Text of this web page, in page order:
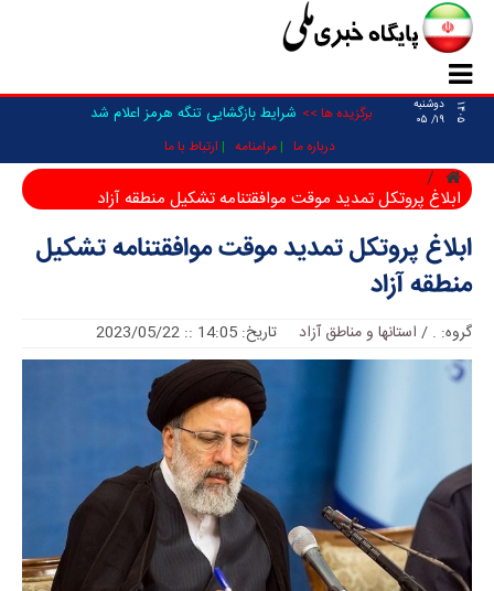
۱۴۰۵
دوشنبه
۱۹/ ۰۵
برگزیده ها >> شرایط بازگشایی تنگه هرمز اعلام شد
درباره ما مرامنامه ارتباط با ما
ابلاغ پروتکل تمدید موقت موافقتنامه تشکیل منطقه آزاد
ابلاغ پروتکل تمدید موقت موافقتنامه تشکیل
منطقه آزاد
گروه: .
/ استانها و مناطق آزاد تاریخ: 14:05 :: 2023/05/22